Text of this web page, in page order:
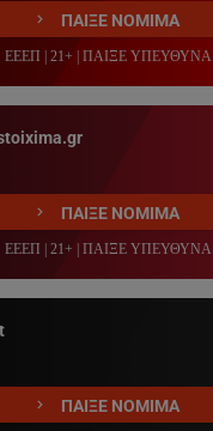
ΠΑΙΞΕ ΝΟΜΙΜΑ
ΕΕΕΠ | 21+ | ΠΑΙΞΕ ΥΠΕΥΘΥΝΑ
ΠΑΙΞΕ ΝΟΜΙΜΑ
ΕΕΕΠ | 21+ | ΠΑΙΞΕ ΥΠΕΥΘΥΝΑ
ΠΑΙΞΕ ΝΟΜΙΜΑ